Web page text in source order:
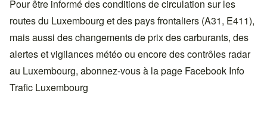
Pour être informé des conditions de circulation sur les
routes du Luxembourg et des pays frontaliers (A31, E411),
mais aussi des changements de prix des carburants, des
alertes et vigilances météo ou encore des contrôles radar
au Luxembourg, abonnez-vous à la page Facebook Info
Trafic Luxembourg